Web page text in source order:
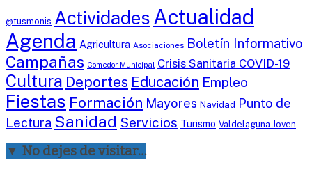
@tusmonis ActividadesActualidad
Agenda Agricultura Asociaciones Boletín Informativo
Campañas Comedor Municipal Crisis Sanitaria COVID-19
Cultura Deportes Educación Empleo
Fiestas Formación Mayores Navidad Punto de
Lectura Sanidad Servicios Turismo Valdelaguna Joven
▼ No dejes de visitar…